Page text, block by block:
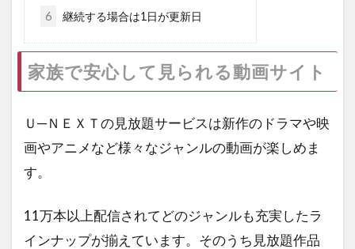
6 継続する場合は1日が更新日
家族で安心して見られる動画サイト
Ｕ─ＮＥＸＴの見放題サービスは新作のドラマや映
画やアニメなど様々なジャンルの動画が楽しめま
す。
11万本以上配信されてどのジャンルも充実したラ
インナップが揃えています。そのうち見放題作品